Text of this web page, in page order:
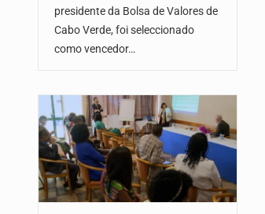
presidente da Bolsa de Valores de
Cabo Verde, foi seleccionado
como vencedor…